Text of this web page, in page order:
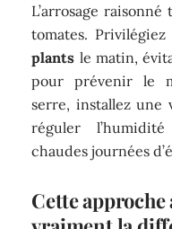
L’arrosage
tomates.
plants le matin,
pour prévenir le
serre, installez une
réguler
chaudes journées
Cette